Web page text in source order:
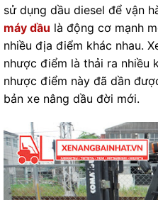
sử dụng dầu diesel để vận
máy dầu là động cơ mạnh
nhiều địa điểm khác nhau.
nhược điểm là thải ra nhiều
nhược điểm này đã dần
bản xe nâng dầu đời mới.